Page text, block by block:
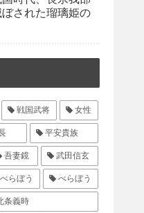
された瑠璃姫の
戦国武将 女性
平安貴族
吾妻鏡 武田信玄
らぼう べらぼう
条義時